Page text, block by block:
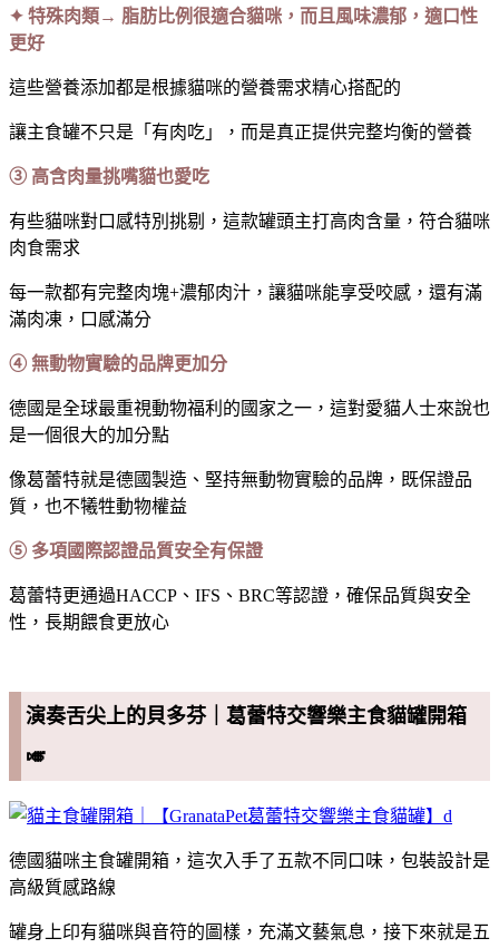
✦ 特殊肉類→ 脂肪比例很適合貓咪，而且風味濃郁，適口性
更好
這些營養添加都是根據貓咪的營養需求精心搭配的
讓主食罐不只是「有肉吃」，而是真正提供完整均衡的營養
③ 高含肉量挑嘴貓也愛吃
有些貓咪對口感特別挑剔，這款罐頭主打高肉含量，符合貓咪
肉食需求
每一款都有完整肉塊+濃郁肉汁，讓貓咪能享受咬感，還有滿
滿肉凍，口感滿分
④ 無動物實驗的品牌更加分
德國是全球最重視動物福利的國家之一，這對愛貓人士來說也
是一個很大的加分點
像葛蕾特就是德國製造、堅持無動物實驗的品牌，既保證品
質，也不犧牲動物權益
⑤ 多項國際認證品質安全有保證
葛蕾特更通過HACCP、IFS、BRC等認證，確保品質與安全
性，長期餵食更放心
演奏舌尖上的貝多芬｜葛蕾特交響樂主食貓罐開箱
🎺
德國貓咪主食罐開箱，這次入手了五款不同口味，包裝設計是
高級質感路線
罐身上印有貓咪與音符的圖樣，充滿文藝氣息，接下來就是五